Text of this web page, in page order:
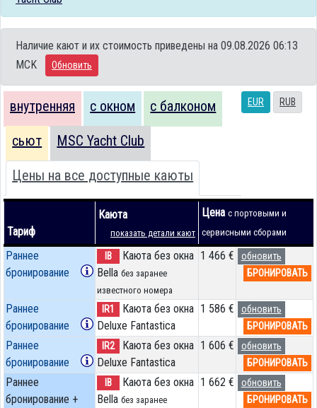
Наличие кают и их стоимость приведены на 09.08.2026 06:13
MCK
Обновить
EUR RUB
внутренняя с окном с балконом
сьют MSC Yacht Club
Цены на все доступные каюты
Тариф
Каюта
показать детали кают
Цена с портовыми и
сервисными сборами
Раннее
бронирование
IB
Каюта без окна
Bella без заранее
известного номера
1 466 €
обновить
БРОНИРОВАТЬ
Раннее
бронирование
IR1
Каюта без окна
Deluxe Fantastica
1 586 €
обновить
БРОНИРОВАТЬ
Раннее
бронирование
IR2
Каюта без окна
Deluxe Fantastica
1 606 €
обновить
БРОНИРОВАТЬ
Раннее
бронирование +
IB
Каюта без окна
Bella без заранее
1 662 €
обновить
БРОНИРОВАТЬ